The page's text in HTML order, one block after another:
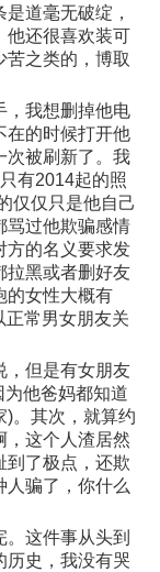
道毫无破绽，
他还很喜欢装可
苦之类的，博取
，我想删掉他电
在的时候打开他
次被刷新了。我
有2014起的照
仅仅只是他自己
骂过他欺骗感情
方的名义要求发
拉黑或者删好友
的女性大概有
正常男女朋友关
，但是有女朋友
他爸妈都知道
)。其次，就算约
，这个人渣居然
到了极点，还欺
人骗了，你什么
这件事从头到
历史，我没有哭